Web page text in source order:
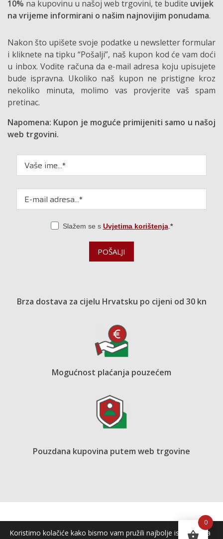
10% na kupovinu u našoj web trgovini, te budite uvijek
na vrijeme informirani o našim najnovijim ponudama.
Nakon što upišete svoje podatke u newsletter formular
i kliknete na tipku “Pošalji”, naš kupon kod će vam doći
u inbox. Vodite računa da e-mail adresa koju upisujete
bude ispravna. Ukoliko naš kupon ne pristigne kroz
nekoliko minuta, molimo vas provjerite vaš spam
pretinac.
Napomena: Kupon je moguće primijeniti samo u našoj
web trgovini.
Slažem se s Uvjetima korištenja.
POŠALJI
Brza dostava za cijelu Hrvatsku po cijeni od 30 kn
Mogućnost plaćanja pouzećem
Pouzdana kupovina putem web trgovine
Koristimo kolačiće kako bismo vam pružili najbolje iskustvo na
0